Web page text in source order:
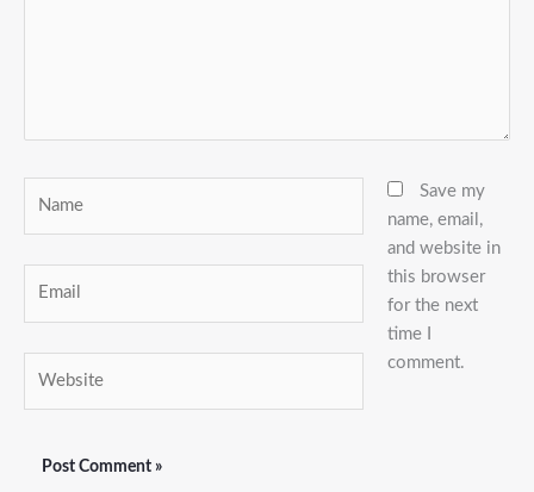
Save my
name, email,
and website in
this browser
for the next
time I
comment.